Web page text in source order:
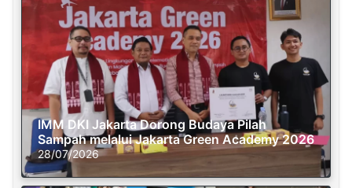
IMM DKI Jakarta Dorong Budaya Pilah
Sampah melalui Jakarta Green Academy 2026
28/07/2026